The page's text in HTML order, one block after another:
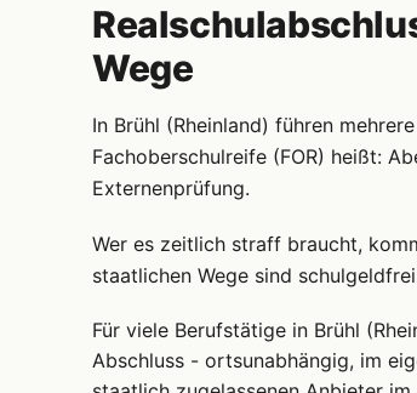
Wege
In Brühl (Rheinland) führen
Fachoberschulreife (FOR) heißt:
Externenprüfung.
Wer es zeitlich straff braucht,
staatlichen Wege sind
Für viele Berufstätige in Brühl
Abschluss - ortsunabhängig, im